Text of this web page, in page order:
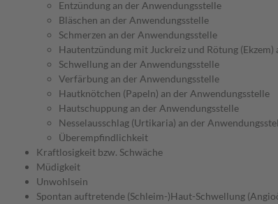
Entzündung an der Anwendungsstelle
Bläschen an der Anwendungsstelle
Schmerzen an der Anwendungsstelle
Hautentzündung mit Juckreiz und Rötung
Schwellung an der Anwendungsstelle
Verfärbung an der Anwendungsstelle
Hautknötchen (Papeln) an der Anwendungsstelle
Hautschuppung an der Anwendungsstelle
Nesselausschlag (Urtikaria) an der
Überempfindlichkeit
Kraftlosigkeit bzw. Schwäche
Müdigkeit
Unwohlsein
Spontan auftretende (Schleim-)Haut-Schwellung